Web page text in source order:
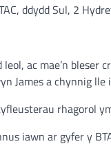
ddydd Sul, 2
ac mae’n bleser
James a chynnig lle
rhagorol
iawn ar gyfer y